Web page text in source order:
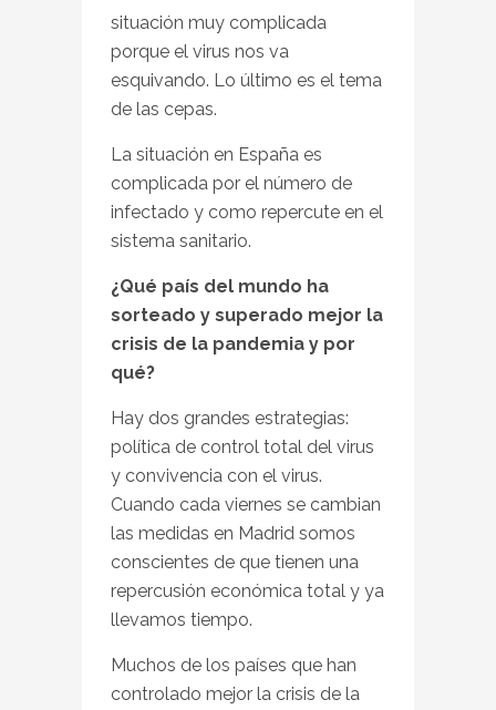
situación muy complicada
porque el virus nos va
esquivando. Lo último es el tema
de las cepas.
La situación en España es
complicada por el número de
infectado y como repercute en el
sistema sanitario.
¿Qué país del mundo ha
sorteado y superado mejor la
crisis de la pandemia y por
qué?
Hay dos grandes estrategias:
política de control total del virus
y convivencia con el virus.
Cuando cada viernes se cambian
las medidas en Madrid somos
conscientes de que tienen una
repercusión económica total y ya
llevamos tiempo.
Muchos de los países que han
controlado mejor la crisis de la